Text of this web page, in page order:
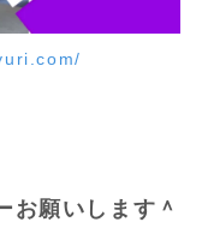
お願いします＾